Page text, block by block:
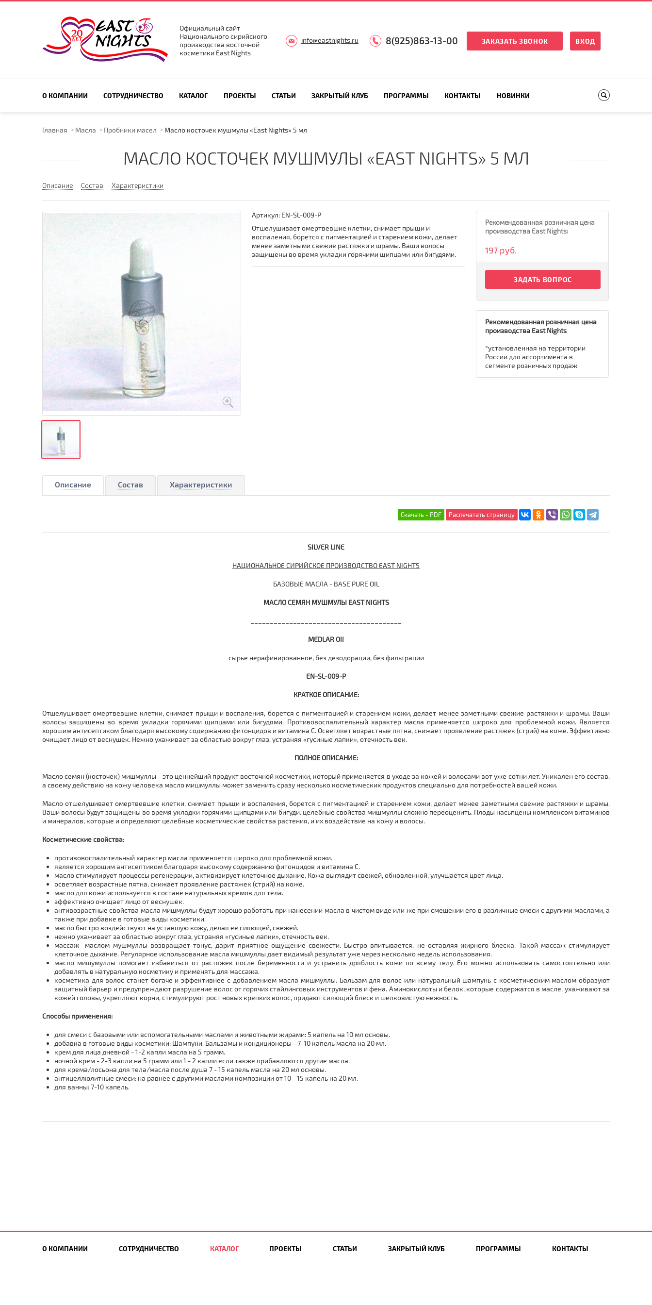
Официальный сайт
Национального сирийского
производства восточной
косметики East Nights
info@eastnights.ru 8(925)863-13-00 ЗАКАЗАТЬ ЗВОНОК ВХОД
О КОМПАНИИ СОТРУДНИЧЕСТВО КАТАЛОГ ПРОЕКТЫ СТАТЬИ ЗАКРЫТЫЙ КЛУБ ПРОГРАММЫ КОНТАКТЫ НОВИНКИ
ПОИСК ПО САЙТУ
Главная Масла Пробники масел Масло косточек мушмулы «East Nights» 5 мл
МАСЛО КОСТОЧЕК МУШМУЛЫ «EAST NIGHTS» 5 МЛ
Описание Состав Характеристики
Артикул: EN-SL-009-Р
Отшелушивает омертвевшие клетки, снимает прыщи и
воспаления, борется с пигментацией и старением кожи, делает
менее заметными свежие растяжки и шрамы. Ваши волосы
защищены во время укладки горячими щипцами или бигудями.
Рекомендованная розничная цена
производства East Nights:
197 руб.
ЗАДАТЬ ВОПРОС
Рекомендованная розничная цена
производства East Nights
*установленная на территории
России для ассортимента в
сегменте розничных продаж
Описание Состав Характеристики
SILVER LINE
НАЦИОНАЛЬНОЕ СИРИЙСКОЕ ПРОИЗВОДСТВО EAST NIGHTS
БАЗОВЫЕ МАСЛА - BASE PURE OIL
МАСЛОСЕМЯН МУШМУЛЫ EAST NIGHTS
MEDLAR ОІІ
сырье нерафинированное, без дезодорации, без фильтрации
EN-SL-009-Р
КРАТКОЕ ОПИСАНИЕ:
Отшелушивает омертвевшие клетки, снимает прыщи и воспаления, борется с пигментацией и старением кожи, делает менее заметными свежие растяжки и шрамы. Ваши
волосы защищены во время укладки горячими щипцами или бигудями. Противовоспалительный характер масла применяется широко для проблемной кожи. Является
хорошим антисептиком благодаря высокому содержанию фитонцидов и витамина С. Осветляет возрастные пятна, снижает проявление растяжек (стрий) на коже. Эффективно
очищает лицо от веснушек. Нежно ухаживает за областью вокруг глаз, устраняя «гусиные лапки», отечность век.
ПОЛНОЕ ОПИСАНИЕ:
Масло семян (косточек) мишмуллы - это ценнейший продукт восточной косметики, который применяется в уходе за кожей и волосами вот уже сотни лет. Уникален его состав,
а своему действию на кожу человека масло мишмуллы может заменить сразу несколько косметических продуктов специально для потребностей вашей кожи.
Масло отшелушивает омертвевшие клетки, снимает прыщи и воспаления, борется с пигментацией и старением кожи, делает менее заметными свежие растяжки и шрамы.
Ваши волосы будут защищены во время укладки горячими щипцами или бигуди. целебные свойства мишмуллы сложно переоценить. Плоды насьпцены комплексом витаминов
и минералов, которые и определяют целебные косметические свойства растения, и их воздействие на кожу и волосы.
Косметические свойства:
противовоспалительный характер масла применяется широко для проблемной кожи.
является хорошим антисептиком благодаря высокому содержанию фитонцидов и витамина С.
масло стимулирует процессы регенерации, активизирует клеточное дыхание. Кожа выглядит свежей, обновленной, улучшается цвет лица.
осветляет возрастные пятна, снижает проявление растяжек (стрий) на коже.
масло для кожи используется в составе натуральных кремов для тела.
эффективно очищает лицо от веснушек.
антивозрастные свойства масла мишмуллы будут хорошо работать при нанесении масла в чистом виде или же при смешении его в различные смеси с другими маслами, а
также при добавке в готовые виды косметики.
масло быстро воздействуют на уставшую кожу, делая ее сияющей, свежей.
нежно ухаживает за областью вокруг глаз, устраняя «гусиные лапки», отечность век.
массаж маслом мушмуллы возвращает тонус, дарит приятное ощущение свежести. Быстро впитывается, не оставляя жирного блеска. Такой массаж стимулирует
клеточное дыхание. Регулярное использование масла мишмуллы дает видимый результат уже через несколько недель использования.
масло мишумуллы помогает избавиться от растяжек после беременности и устранить дряблость кожи по всему телу. Его можно использовать самостоятельно или
добавлять в натуральную косметику и применять для массажа.
косметика для волос станет богаче и эффективнее с добавлением масла мишмуллы. Бальзам для волос или натуральный шампунь с косметическим маслом образуют
защитный барьер и предупреждают разрушение волос от горячих стайлинговых инструментов и фена. Аминокислоты и белок, которые содержатся в масле, ухаживают за
кожей головы, укрепляют корни, стимулируют рост новых крепких волос, придают сияющий блеск и шелковистую нежность.
Способы применения:
для смеси с базовыми или вспомогательными маслами и животными жирами: 5 капель на 10 мл основы.
добавка в готовые виды косметики: Шампуни, Бальзамы и кондиционеры - 7-10 капель масла на 20 мл.
крем для лица дневной - 1-2 капли масла на 5 грамм.
ночной крем - 2-3 капли на 5 грамм или 1 - 2 капли если также прибавляются другие масла.
для крема/лосьона для тела/масла после душа 7 - 15 капель масла на 20 мл основы.
антицеллюлитные смеси: на равнее с другими маслами композиции от 10 - 15 капель на 20 мл.
для ванны: 7-10 капель.
О КОМПАНИИ СОТРУДНИЧЕСТВО КАТАЛОГ ПРОЕКТЫ СТАТЬИ ЗАКРЫТЫЙ КЛУБ ПРОГРАММЫ КОНТАКТЫ